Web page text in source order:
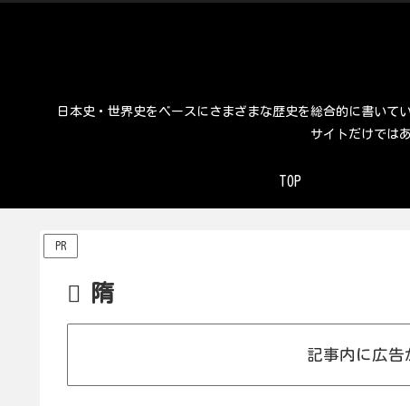
日本史・世界史をベースにさまざまな歴史を総合的に書い
サイトだけでは
TOP
PR
隋
記事内に広告